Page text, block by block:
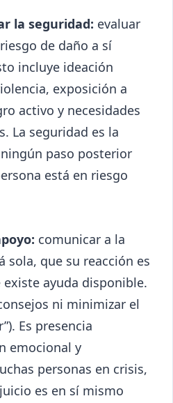
la seguridad: evaluar
de daño a sí
incluye ideación
exposición a
activo y necesidades
La seguridad es la
paso posterior
está en riesgo
comunicar a la
sola, que su reacción es
ayuda disponible.
ni minimizar el
Es presencia
emocional y
personas en crisis,
es en sí mismo